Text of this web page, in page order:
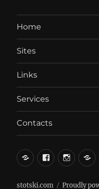
Home
Sites
Links
Services
Contacts
вКонтакте
Facebook
stotski.com Proudly